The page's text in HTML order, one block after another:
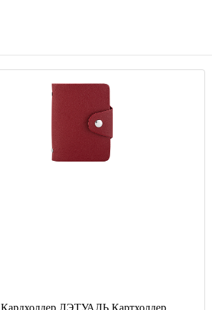
Кардхолдер ЛЭТУАЛЬ Картхолдер